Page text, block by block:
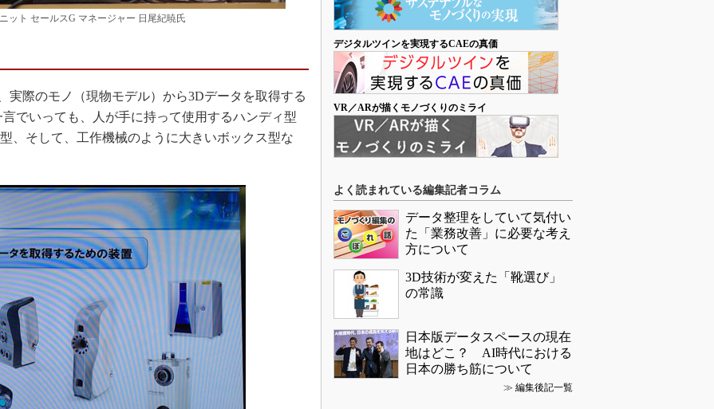
ット セールスG マネージャー 日尾紀暁氏
際のモノ（現物モデル）から3Dデータを取得する
でいっても、人が手に持って使用するハンディ型
、そして、工作機械のように大きいボックス型な
デジタルツインを実現するCAEの真価
VR／ARが描くモノづくりのミライ
よく読まれている編集記者コラム
データ整理をしていて気付い
た「業務改善」に必要な考え
方について
3D技術が変えた「靴選び」
の常識
日本版データスペースの現在
地はどこ？ AI時代における
日本の勝ち筋について
≫ 編集後記一覧